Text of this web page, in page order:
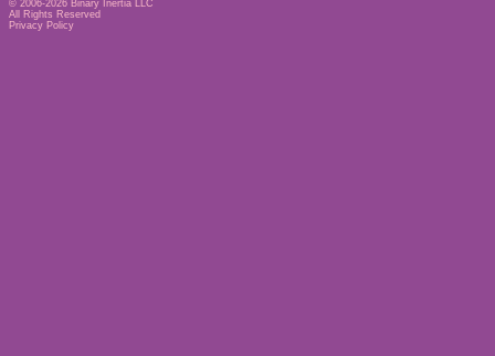
© 2006-2026 Binary Inertia LLC
All Rights Reserved
Privacy Policy